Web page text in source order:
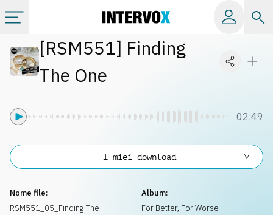
Categorie
[RSM551] Finding
The One
02:49
Nome file:
RSM551_05_Finding-The-
Album:
For Better, For Worse
I miei download